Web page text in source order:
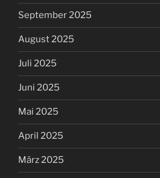
September 2025
August 2025
Juli 2025
Juni 2025
Mai 2025
April 2025
März 2025